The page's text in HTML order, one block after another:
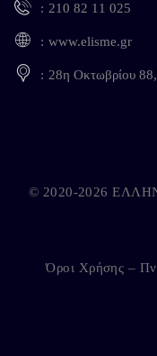
210 82 11 025
www.elisme.gr
28η Οκτωβρίου
© 2020-2026
Όροι Χρήσης –